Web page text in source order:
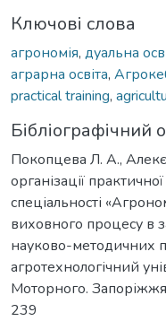
Ключові слова
агрономія, дуальна
аграрна освіта,
practical training,
Бібліографічний
Покопцева Л. А.,
організації
спеціальності
виховного процесу в
науково-методичних
агротехнологічний
Моторного.
239